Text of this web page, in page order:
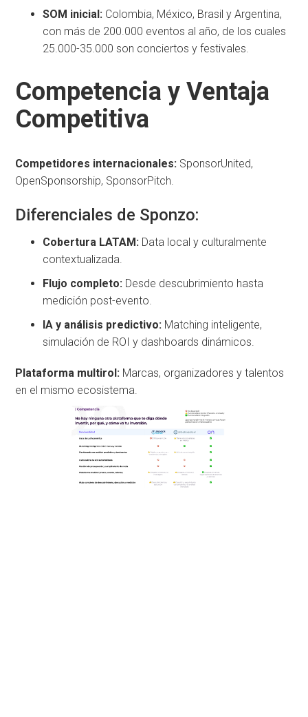
SOM inicial: Colombia, México, Brasil y Argentina,
con más de 200.000 eventos al año, de los cuales
25.000-35.000 son conciertos y festivales.
Competencia y Ventaja
Competitiva
Competidores internacionales: SponsorUnited,
OpenSponsorship, SponsorPitch.
Diferenciales de Sponzo:
Cobertura LATAM: Data local y culturalmente
contextualizada.
Flujo completo: Desde descubrimiento hasta
medición post-evento.
IA y análisis predictivo: Matching inteligente,
simulación de ROI y dashboards dinámicos.
Plataforma multirol: Marcas, organizadores y talentos
en el mismo ecosistema.